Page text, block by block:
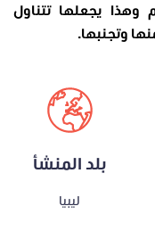
وهذا يجعلها تتناول
وتجنبها.
بلد المنشأ
ليبيا